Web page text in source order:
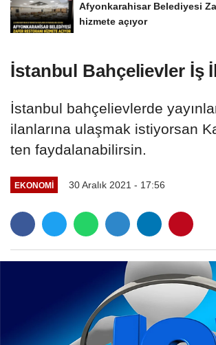
Afyonkarahisar Belediyesi
hizmete açıyor
İstanbul Bahçelievler İş
İstanbul bahçelievlerde
ilanlarına ulaşmak istiyorsan
ten faydalanabilirsin.
EKONOMI 30 Aralık 2021 - 17:56